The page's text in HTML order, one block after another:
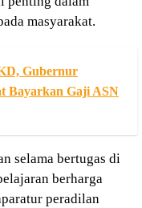
masyarakat.
Gubernur
Bayarkan Gaji ASN
selama bertugas di
berharga
peradilan